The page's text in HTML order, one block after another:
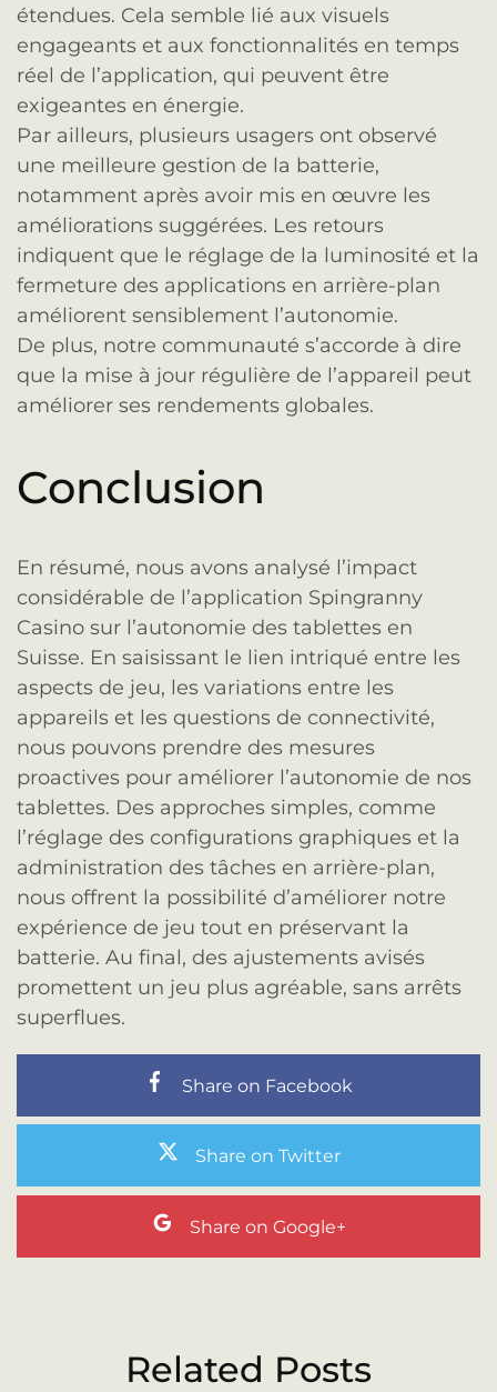
étendues. Cela semble lié aux visuels
engageants et aux fonctionnalités en temps
réel de l’application, qui peuvent être
exigeantes en énergie.
Par ailleurs, plusieurs usagers ont observé
une meilleure gestion de la batterie,
notamment après avoir mis en œuvre les
améliorations suggérées. Les retours
indiquent que le réglage de la luminosité et la
fermeture des applications en arrière-plan
améliorent sensiblement l’autonomie.
De plus, notre communauté s’accorde à dire
que la mise à jour régulière de l’appareil peut
améliorer ses rendements globales.
Conclusion
En résumé, nous avons analysé l’impact
considérable de l’application Spingranny
Casino sur l’autonomie des tablettes en
Suisse. En saisissant le lien intriqué entre les
aspects de jeu, les variations entre les
appareils et les questions de connectivité,
nous pouvons prendre des mesures
proactives pour améliorer l’autonomie de nos
tablettes. Des approches simples, comme
l’réglage des configurations graphiques et la
administration des tâches en arrière-plan,
nous offrent la possibilité d’améliorer notre
expérience de jeu tout en préservant la
batterie. Au final, des ajustements avisés
promettent un jeu plus agréable, sans arrêts
superflues.
Share on Facebook
Share on Twitter
Share on Google+
Related Posts